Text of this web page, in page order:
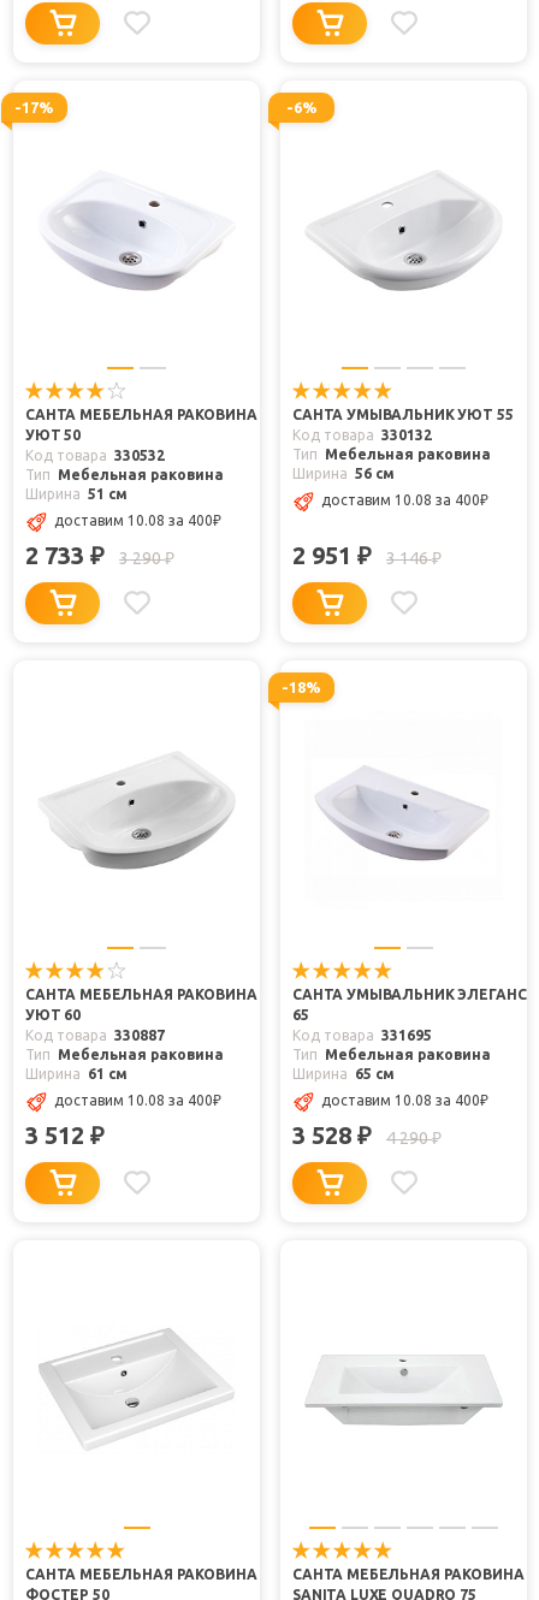
-17%
САНТА МЕБЕЛЬНАЯ РАКОВИНА
УЮТ 50
Код товара 330532
Тип
Мебельная раковина
Ширина 51 см
доставим 10.08 за 400₽
2 733 ₽ 3 290₽
-6%
САНТА УМЫВАЛЬНИК УЮТ 55
Код товара 330132
Тип
Мебельная раковина
Ширина 56 см
доставим 10.08 за 400₽
2 951 ₽ 3 146₽
САНТА МЕБЕЛЬНАЯ РАКОВИНА
УЮТ 60
Код товара 330887
Тип
Мебельная раковина
Ширина
61 см
доставим 10.08 за 400₽
3 512 ₽
-18%
САНТА УМЫВАЛЬНИК ЭЛЕГАНС
65
Код товара 331695
Тип
Мебельная раковина
Ширина
65 см
доставим 10.08 за 400₽
3 528 ₽ 4 290₽
САНТА МЕБЕЛЬНАЯ РАКОВИНА
ФОСТЕР 50
САНТА МЕБЕЛЬНАЯ РАКОВИНА
SANITA LUXE QUADRO 75